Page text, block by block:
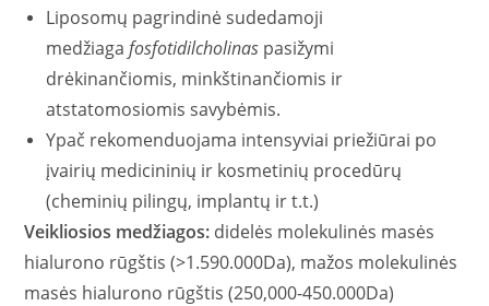
Liposomų pagrindinė sudedamoji
medžiaga fosfotidilcholinas pasižymi
drėkinančiomis, minkštinančiomis ir
atstatomosiomis savybėmis.
Ypač rekomenduojama intensyviai priežiūrai po
įvairių medicininių ir kosmetinių procedūrų
(cheminių pilingų, implantų ir t.t.)
Veikliosios medžiagos: didelės molekulinės masės
hialurono rūgštis (>1.590.000Da), mažos molekulinės
masės hialurono rūgštis (250,000-450.000Da)